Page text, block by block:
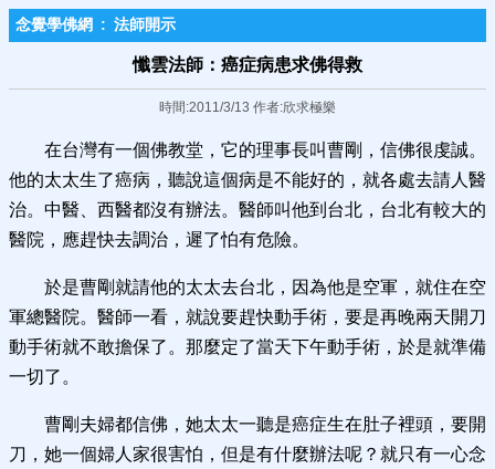
念覺學佛網 : 法師開示
懺雲法師：癌症病患求佛得救
時間:2011/3/13 作者:欣求極樂
在台灣有一個佛教堂，它的理事長叫曹剛，信佛很虔誠。
他的太太生了癌病，聽說這個病是不能好的，就各處去請人醫
治。中醫、西醫都沒有辦法。醫師叫他到台北，台北有較大的
醫院，應趕快去調治，遲了怕有危險。
於是曹剛就請他的太太去台北，因為他是空軍，就住在空
軍總醫院。醫師一看，就說要趕快動手術，要是再晚兩天開刀
動手術就不敢擔保了。那麼定了當天下午動手術，於是就準備
一切了。
曹剛夫婦都信佛，她太太一聽是癌症生在肚子裡頭，要開
刀，她一個婦人家很害怕，但是有什麼辦法呢？就只有一心念